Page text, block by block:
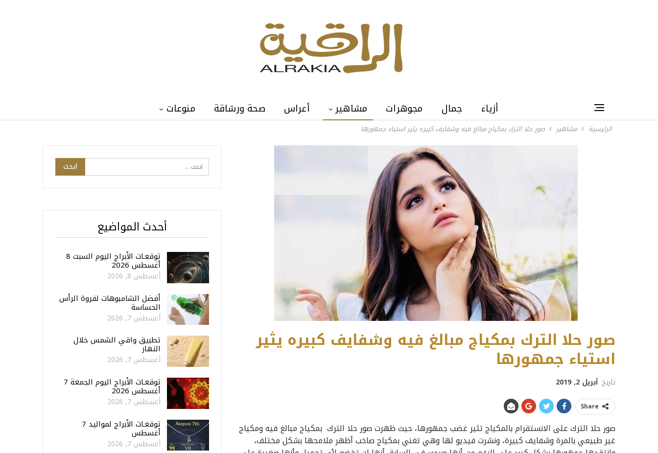
أزياء جمال مجوهرات مشاهير أعراس صحة ورشاقة منوعات
الرئيسية مشاهير صور حلا الترك بمكياج مبالغ فيه وشفايف كبيره يثير استياء جمهورها
صور حلا الترك بمكياج مبالغ فيه وشفايف كبيره يثير
استياء جمهورها
تاريخ أبريل 2, 2019
Share
صور حلا الترك على الانستقرام بالمكياج تثير غضب جمهورها، حيث ظهرت صور حلا الترك بمكياج مبالغ فيه ومكياج
غير طبيعي بالمرة وشفايف كبيرة، ونشرت فيديو لها وهي تغني بمكياج صاخب أظهر ملامحها بشكل مختلف،
أحدث المواضيع
توقعـات الأبراج اليوم السبت 8
أغسطس 2026
أغسطس 8, 2026
أفضل الشامبوهات لفروة الرأس
الحساسة
أغسطس 7, 2026
تطبيق واقي الشمس خلال
النهار
أغسطس 7, 2026
توقعـات الأبراج اليوم الجمعة 7
أغسطس 2026
أغسطس 7, 2026
توقعـات الأبراج لمواليد 7
أغسطس
أغسطس 7, 2026